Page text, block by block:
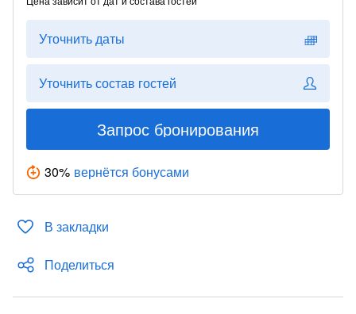
Уточнить даты
Уточнить состав гостей
Запрос бронирования
30% вернётся бонусами
В закладки
Поделиться